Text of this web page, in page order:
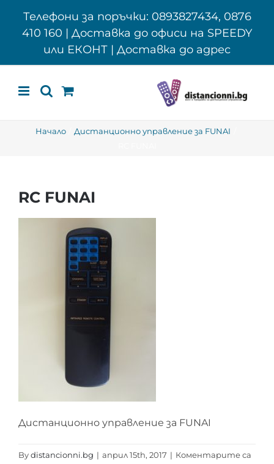
Телефони за поръчки: 0893827434, 0876
410 160 | Доставка до офиси на SPEEDY
или ЕКОНТ | Доставка до адрес
Начало
Дистанционно управление за FUNAI
RC FUNAI
Дистанционно управление за FUNAI
Bydistancionni.bg | април 15th, 2017 | Коментарите са